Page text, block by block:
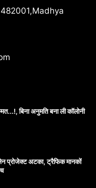
बिना अनुमति बना ली कॉलोनी
प्रोजेक्ट अटका, ट्रैफिक मानकों